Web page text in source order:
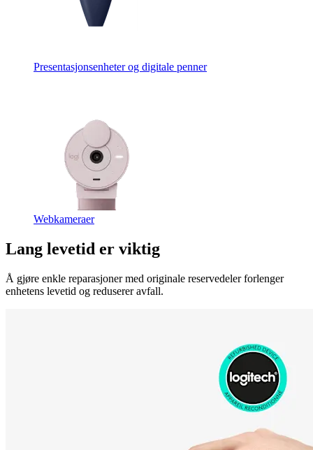
Presentasjonsenheter og digitale penner
Webkameraer
Lang levetid er viktig
Å gjøre enkle reparasjoner med originale reservedeler forlenger
enhetens levetid og reduserer avfall.